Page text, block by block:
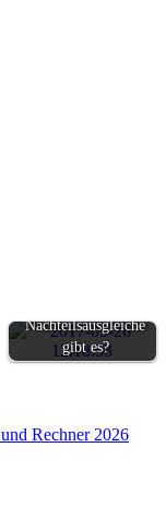
Nachteilsausgleiche
gibt es?
Rechner 2026